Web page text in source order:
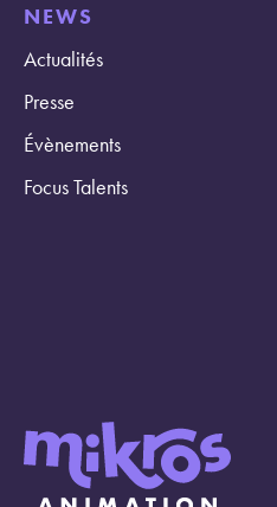
NEWS
Actualités
Presse
Évènements
Focus Talents